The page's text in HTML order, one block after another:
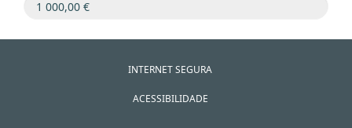
INTERNET SEGURA
ACESSIBILIDADE